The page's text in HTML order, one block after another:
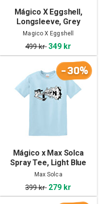
Mágico X Eggshell,
Longsleeve, Grey
Magico X Eggshell
499 kr349 kr
-30%
Mágico x Max Solca
Spray Tee, Light Blue
Max Solca
399 kr 279 kr